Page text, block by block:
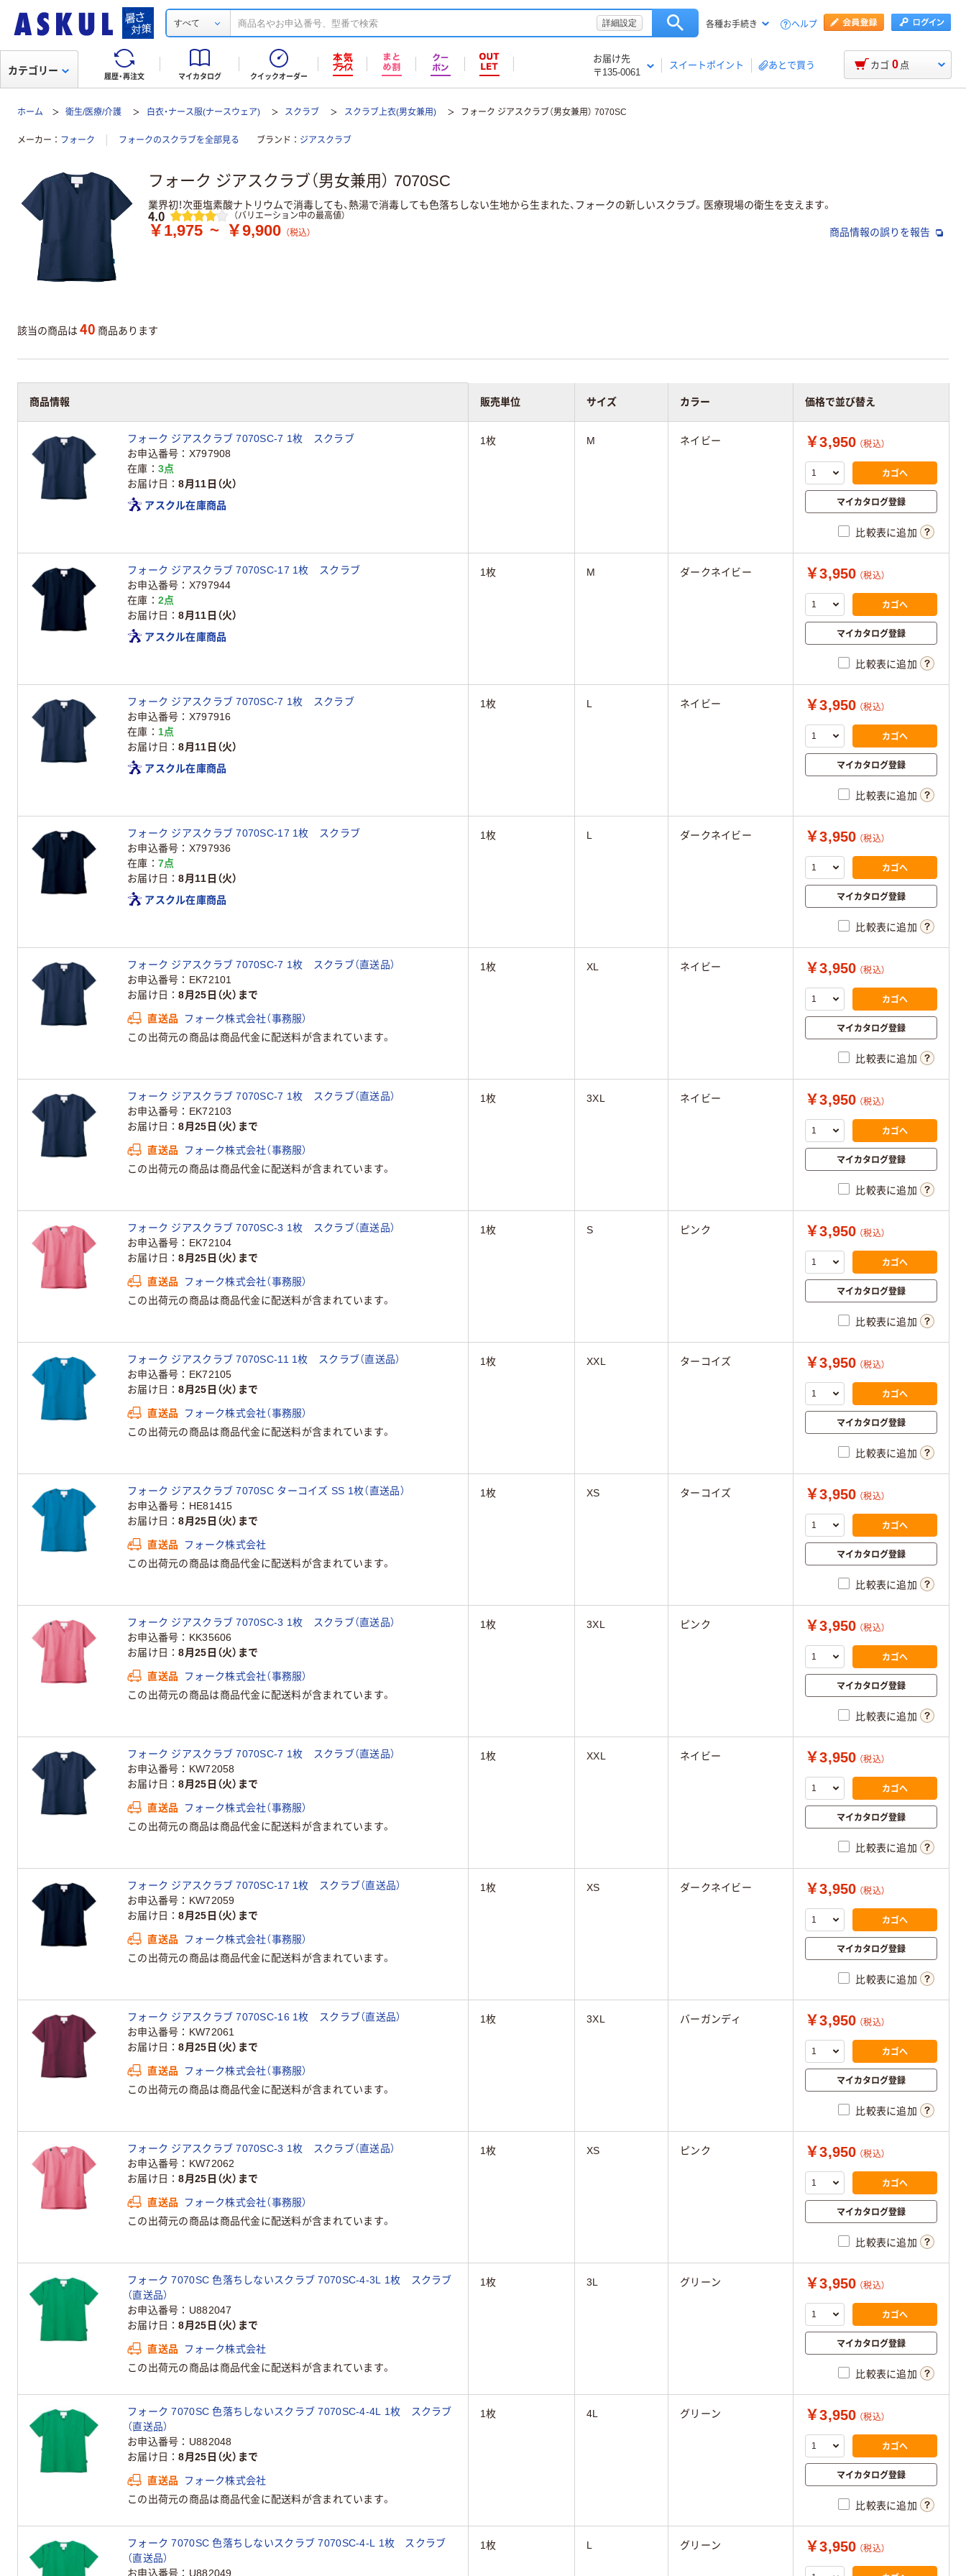
すべて 詳細設定 各種お手続き ヘルプ
履歴・再注文 マイカタログ クイックオーダー
お届け先
〒135-0061
スイートポイント あとで買う
カテゴリー カゴ 0 点
ホーム 衛生/医療/介護 白衣・ナース服(ナースウェア) スクラブ スクラブ上衣(男女兼用) フォーク ジアスクラブ（男女兼用） 7070SC
メーカー フォーク フォークのスクラブを全部見る ブランド ジアスクラブ
フォーク ジアスクラブ（男女兼用） 7070SC
業界初！次亜塩素酸ナトリウムで消毒しても、熱湯で消毒しても色落ちしない生地から生まれた、フォークの新しいスクラブ。医療現場の衛生を支えます。
レビュー
4.0 （バリエーション中の最高値）
￥1,975 ~ ￥9,900 （税込） 商品情報の誤りを報告
該当の商品は 40 商品あります
商品情報 販売単位 サイズ カラー 価格で並び替え
フォーク ジアスクラブ 7070SC-7 1枚 スクラブ
お申込番号
X797908
在庫
3点
お届け日
8月11日（火）
アスクル在庫商品
1枚 M ネイビー ￥3,950 （税込）
カゴへ
マイカタログ登録
比較表に追加
フォーク ジアスクラブ 7070SC-17 1枚 スクラブ
お申込番号
X797944
在庫
2点
お届け日
8月11日（火）
アスクル在庫商品
1枚 M ダークネイビー ￥3,950 （税込）
カゴへ
マイカタログ登録
比較表に追加
フォーク ジアスクラブ 7070SC-7 1枚 スクラブ
お申込番号
X797916
在庫
1点
お届け日
8月11日（火）
アスクル在庫商品
1枚 L ネイビー ￥3,950 （税込）
カゴへ
マイカタログ登録
比較表に追加
フォーク ジアスクラブ 7070SC-17 1枚 スクラブ
お申込番号
X797936
在庫
7点
お届け日
8月11日（火）
アスクル在庫商品
1枚 L ダークネイビー ￥3,950 （税込）
カゴへ
マイカタログ登録
比較表に追加
フォーク ジアスクラブ 7070SC-7 1枚 スクラブ（直送品）
お申込番号
EK72101
お届け日
8月25日（火）まで
直送品
フォーク株式会社（事務服）
この出荷元の商品は商品代金に配送料が含まれています。
1枚 XL ネイビー ￥3,950 （税込）
カゴへ
マイカタログ登録
比較表に追加
フォーク ジアスクラブ 7070SC-7 1枚 スクラブ（直送品）
お申込番号
EK72103
お届け日
8月25日（火）まで
直送品
フォーク株式会社（事務服）
この出荷元の商品は商品代金に配送料が含まれています。
1枚 3XL ネイビー ￥3,950 （税込）
カゴへ
マイカタログ登録
比較表に追加
フォーク ジアスクラブ 7070SC-3 1枚 スクラブ（直送品）
お申込番号
EK72104
お届け日
8月25日（火）まで
直送品
フォーク株式会社（事務服）
この出荷元の商品は商品代金に配送料が含まれています。
1枚 S ピンク ￥3,950 （税込）
カゴへ
マイカタログ登録
比較表に追加
フォーク ジアスクラブ 7070SC-11 1枚 スクラブ（直送品）
お申込番号
EK72105
お届け日
8月25日（火）まで
直送品
フォーク株式会社（事務服）
この出荷元の商品は商品代金に配送料が含まれています。
1枚 XXL ターコイズ ￥3,950 （税込）
カゴへ
マイカタログ登録
比較表に追加
フォーク ジアスクラブ 7070SC ターコイズ SS 1枚（直送品）
お申込番号
HE81415
お届け日
8月25日（火）まで
直送品
フォーク株式会社
この出荷元の商品は商品代金に配送料が含まれています。
1枚 XS ターコイズ ￥3,950 （税込）
カゴへ
マイカタログ登録
比較表に追加
フォーク ジアスクラブ 7070SC-3 1枚 スクラブ（直送品）
お申込番号
KK35606
お届け日
8月25日（火）まで
直送品
フォーク株式会社（事務服）
この出荷元の商品は商品代金に配送料が含まれています。
1枚 3XL ピンク ￥3,950 （税込）
カゴへ
マイカタログ登録
比較表に追加
フォーク ジアスクラブ 7070SC-7 1枚 スクラブ（直送品）
お申込番号
KW72058
お届け日
8月25日（火）まで
直送品
フォーク株式会社（事務服）
この出荷元の商品は商品代金に配送料が含まれています。
1枚 XXL ネイビー ￥3,950 （税込）
カゴへ
マイカタログ登録
比較表に追加
フォーク ジアスクラブ 7070SC-17 1枚 スクラブ（直送品）
お申込番号
KW72059
お届け日
8月25日（火）まで
直送品
フォーク株式会社（事務服）
この出荷元の商品は商品代金に配送料が含まれています。
1枚 XS ダークネイビー ￥3,950 （税込）
カゴへ
マイカタログ登録
比較表に追加
フォーク ジアスクラブ 7070SC-16 1枚 スクラブ（直送品）
お申込番号
KW72061
お届け日
8月25日（火）まで
直送品
フォーク株式会社（事務服）
この出荷元の商品は商品代金に配送料が含まれています。
1枚 3XL バーガンディ ￥3,950 （税込）
カゴへ
マイカタログ登録
比較表に追加
フォーク ジアスクラブ 7070SC-3 1枚 スクラブ（直送品）
お申込番号
KW72062
お届け日
8月25日（火）まで
直送品
フォーク株式会社（事務服）
この出荷元の商品は商品代金に配送料が含まれています。
1枚 XS ピンク ￥3,950 （税込）
カゴへ
マイカタログ登録
比較表に追加
フォーク 7070SC 色落ちしないスクラブ 7070SC-4-3L 1枚 スクラブ
（直送品）
お申込番号
U882047
お届け日
8月25日（火）まで
直送品
フォーク株式会社
この出荷元の商品は商品代金に配送料が含まれています。
1枚 3L グリーン ￥3,950 （税込）
カゴへ
マイカタログ登録
比較表に追加
フォーク 7070SC 色落ちしないスクラブ 7070SC-4-4L 1枚 スクラブ
（直送品）
お申込番号
U882048
お届け日
8月25日（火）まで
直送品
フォーク株式会社
この出荷元の商品は商品代金に配送料が含まれています。
1枚 4L グリーン ￥3,950 （税込）
カゴへ
マイカタログ登録
比較表に追加
フォーク 7070SC 色落ちしないスクラブ 7070SC-4-L 1枚 スクラブ
（直送品）
お申込番号
U882049
1枚 L グリーン ￥3,950 （税込）